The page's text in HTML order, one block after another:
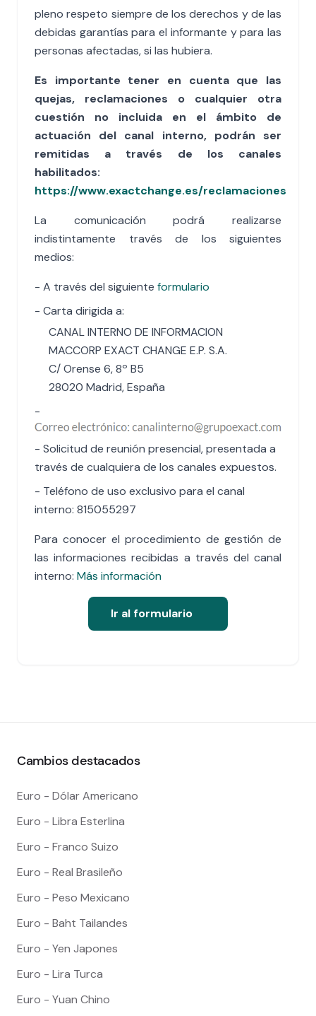
pleno respeto siempre de los derechos y de las
debidas garantías para el informante y para las
personas afectadas, si las hubiera.
Es importante tener en cuenta que las
quejas, reclamaciones o cualquier otra
cuestión no incluida en el ámbito de
actuación del canal interno, podrán ser
remitidas a través de los canales
habilitados:
https://www.exactchange.es/reclamaciones
La comunicación podrá realizarse
indistintamente través de los siguientes
medios:
- A través del siguiente formulario
- Carta dirigida a:
CANAL INTERNO DE INFORMACION
MACCORP EXACT CHANGE E.P. S.A.
C/ Orense 6, 8º B5
28020 Madrid, España
-
- Solicitud de reunión presencial, presentada a
través de cualquiera de los canales expuestos.
- Teléfono de uso exclusivo para el canal
interno: 815055297
Para conocer el procedimiento de gestión de
las informaciones recibidas a través del canal
interno: Más información
Ir al formulario
Cambios destacados
Euro - Dólar Americano
Euro - Libra Esterlina
Euro - Franco Suizo
Euro - Real Brasileño
Euro - Peso Mexicano
Euro - Baht Tailandes
Euro - Yen Japones
Euro - Lira Turca
Euro - Yuan Chino